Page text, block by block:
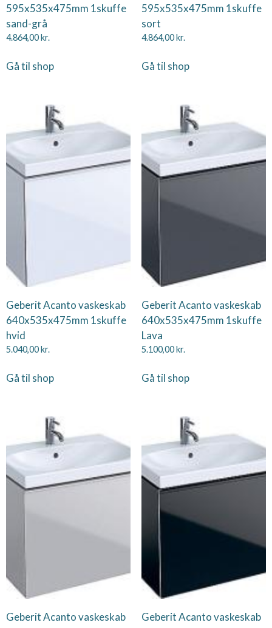
595x535x475mm 1skuffe
sand-grå
4.864,00kr.
Gå til shop
595x535x475mm 1skuffe
sort
4.864,00kr.
Gå til shop
Geberit Acanto vaskeskab
640x535x475mm 1skuffe
hvid
5.040,00kr.
Gå til shop
Geberit Acanto vaskeskab
640x535x475mm 1skuffe
Lava
5.100,00kr.
Gå til shop
Geberit Acanto vaskeskab
Geberit Acanto vaskeskab